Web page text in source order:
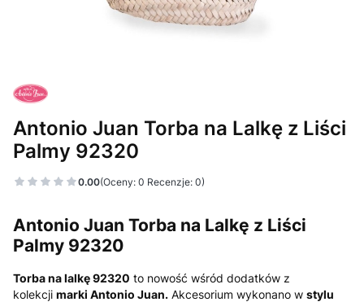
Antonio Juan Torba na Lalkę z Liści
Palmy 92320
0.00(Oceny: 0 Recenzje: 0)
Antonio Juan Torba na Lalkę z Liści
Palmy 92320
Torba na lalkę 92320 to nowość wśród dodatków z
kolekcji marki Antonio Juan. Akcesorium wykonano w stylu